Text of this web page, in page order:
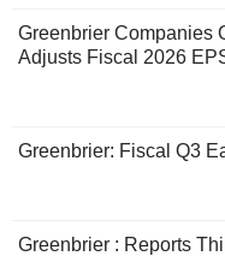
Greenbrier Companies
Adjusts Fiscal 2026
Greenbrier: Fiscal Q3
Greenbrier : Reports